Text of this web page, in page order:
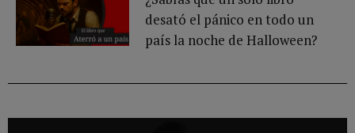
desató el pánico en todo un
país la noche de Halloween?